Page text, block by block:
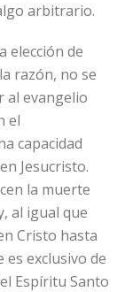
arbitrario.
elección de
razón, no se
al evangelio
el
capacidad
Jesucristo.
la muerte
al igual que
Cristo hasta
exclusivo de
Espíritu Santo